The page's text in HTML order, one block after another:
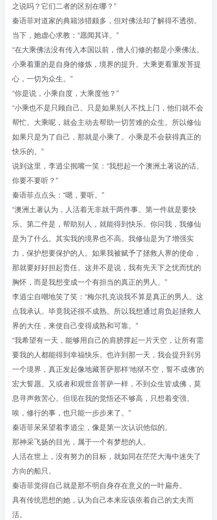
之说吗？它们二者的区别在哪？”
秦语菲对道家的典籍涉猎颇多，但对佛法却了解得不透彻。
当下，她虚心求教：“愿闻其详。”
“在大乘佛法没有传入本国以前，僧人们修的都是小乘佛法。
小乘着重的是自身的修炼，境界的提升。大乘更看重发菩提
心，一切为众生。”
“你是说，小乘自度，大乘度他？”
“小乘也不是只顾自己。只是如果别人不找上门，他们就不会
帮忙。大乘呢，就会主动去帮助一切苦难的众生。所以修仙
如果只是为了自己，那就是小乘了。小乘是不会获得真正的
快乐的。”
说到这里，李逍尘抿嘴一笑：“我想起一个澳洲土著说的话。
你要不要听？”
秦语菲点点头：“嗯，要听。”
“澳洲土著认为，人活着无非就干两件事。第一件就是要快
乐。第二件是，帮助别人，就能得到快乐。你问我，我修仙
是为了什么。其实我的境界也不高。我修仙是为了增强实
力，保护想要保护的人。如果我被赋予了拯救人界的使命，
那就要好好担起责任。这并不是说，我有先天下之忧而忧的
胸怀，而是我想变成一个有担当的真正的男人。”
李逍尘自嘲地笑了笑：“梅尔扎克说我不算是真正的男人。这
点我承认。毕竟我还很不成熟。所以我想通过肩负起拯救人
界的大任，来使自己变得成熟和可靠。”
“我希望有一天，能够用自己的肩膀撑起一片天空，让所有需
要我的人都能得到幸福快乐。也许到那一天，我会提升到另
一个境界，真正发起像地藏菩萨那样‘地狱不空，誓不成佛’的
宏大誓愿。又或者和观世音菩萨一样，不到众生皆成佛，莫
息寻声救苦心。但现在我的觉悟还不够高，只想着变强。
唉，修行的事，也只能一步步来了。”
秦语菲呆呆望着李逍尘，像是第一次认识他似的。
那神采飞扬的目光，属于一个有梦想的人。
人活在世上，没有努力的目标，就如同在茫茫大海中迷失了
方向的船只。
秦语菲觉得自己就是那不明自身存在意义的一叶扁舟。
具有传统思想的她，认为自己本来应该依着自己的丈夫而
活。